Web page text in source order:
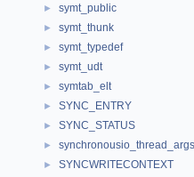
► symt_public
► symt_thunk
► symt_typedef
► symt_udt
► symtab_elt
► SYNC_ENTRY
► SYNC_STATUS
► synchronousio_thread_args
► SYNCWRITECONTEXT